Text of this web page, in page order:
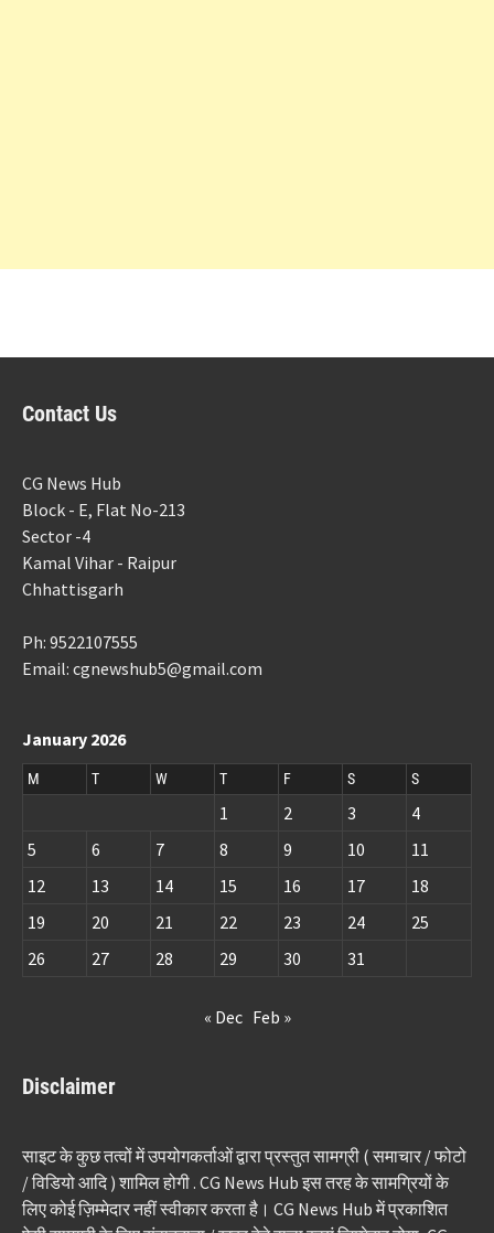
Contact Us
CG News Hub
Block - E, Flat No-213
Sector -4
Kamal Vihar - Raipur
Chhattisgarh
Ph: 9522107555
Email: cgnewshub5@gmail.com
January 2026
M T W T F S S
1 2 3
4
5
6 7 8 9 10
11
12
13 14 15 16 17
18
19
20 21 22 23 24
25
26
27 28 29 30 31
« Dec Feb »
Disclaimer
साइट के कुछ तत्वों में उपयोगकर्ताओं द्वारा प्रस्तुत सामग्री ( समाचार / फोटो
/ विडियो आदि ) शामिल होगी . CG News Hub इस तरह के सामग्रियों के
लिए कोई ज़िम्मेदार नहीं स्वीकार करता है। CG News Hub में प्रकाशित